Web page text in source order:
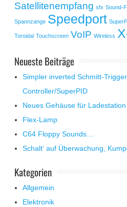
Satellitenempfang sfx Sound-
Spannzange Speedport
Toroidal Touchscreen VoIP Wireless
Neueste Beiträge
Simpler inverted Schmitt-
Controller/SuperPID
Neues Gehäuse für Ladestation
Flex-Lamp
C64 Floppy Sounds…
Schalt‘ auf Überwachung,
Kategorien
Allgemein
Elektronik